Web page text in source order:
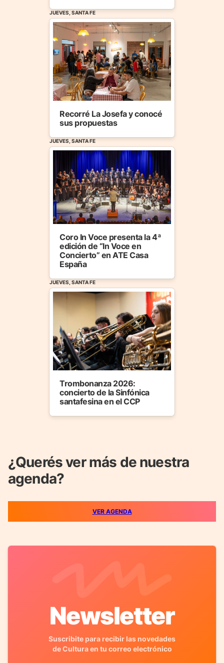
JUEVES, SANTA FE
Recorré La Josefa y conocé
sus propuestas
JUEVES, SANTA FE
Coro In Voce presenta la 4ª
edición de “In Voce en
Concierto” en ATE Casa
España
JUEVES, SANTA FE
Trombonanza 2026:
concierto de la Sinfónica
santafesina en el CCP
¿Querés ver más de nuestra
agenda?
VER AGENDA
Newsletter
Suscribite para recibir las novedades
de Cultura en tu correo electrónico